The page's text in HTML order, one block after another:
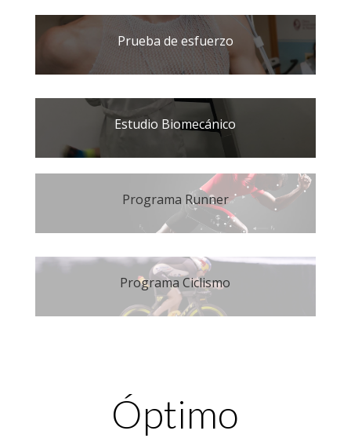
Prueba de esfuerzo
Estudio Biomecánico
Programa Runner
Programa Ciclismo
Óptimo